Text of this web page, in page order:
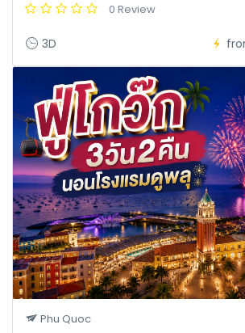
0 Review
3D
Phu Quoc